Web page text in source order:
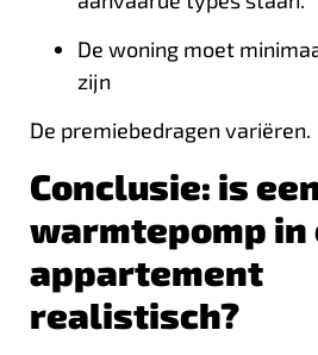
De woning moet
zijn
De premiebedragen variëren.
Conclusie: is
warmtepomp in
appartement
realistisch?